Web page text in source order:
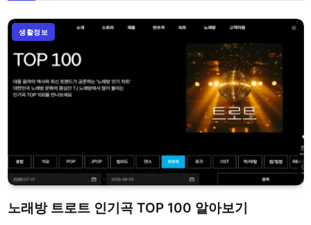
생활정보
노래방 트로트 인기곡 TOP 100 알아보기